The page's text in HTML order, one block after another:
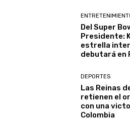
Del Super
Presidente:
estrella
debutará en
DEPORTES
Las Reinas
retienen el
con una
Colombia